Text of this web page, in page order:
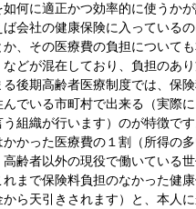
如何に適正かつ効率的に使うか
ば会社の健康保険に入っている
か、その医療費の負担について
などが混在しており、負担のあ
る後期高齢者医療制度では、保
んでいる市町村で出来る（実際
う組織が行います）のが特徴で
かかった医療費の１割（所得の
高齢者以外の現役で働いている
れまで保険料負担のなかった健
から天引きされます）と、本人